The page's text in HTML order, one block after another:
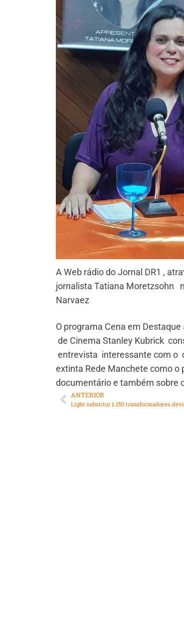
A Web rádio do Jornal DR1 ,
jornalista Tatiana Moretzsohn
Narvaez
O programa Cena em
de Cinema Stanley Kubrick
entrevista interessante com o
extinta Rede Manchete como o
documentário e também sobre
ANTERIOR